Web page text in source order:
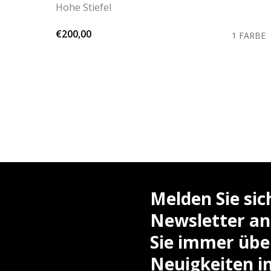
Hohe Stiefel
€200,00
1 FARBE
Melden Sie
Newsletter
Sie immer
Neuigkeiten